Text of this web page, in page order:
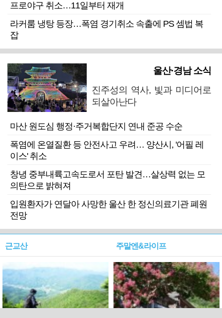
프로야구 취소…11일부터 재개
라커룸 냉탕 등장…폭염 경기취소 속출에 PS 셈법 복
잡
울산·경남 소식
진주성의 역사, 빛과 미디어로
되살아난다
마산 원도심 행정·주거복합단지 연내 준공 수순
폭염에 온열질환 등 안전사고 우려… 양산시, '어필 레
이스' 취소
창녕 중부내륙고속도로서 포탄 발견…살상력 없는 모
의탄으로 밝혀져
입원환자가 연달아 사망한 울산 한 정신의료기관 폐원
전망
근교산 주말엔&라이프